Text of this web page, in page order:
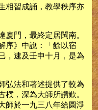
相習成誦，教學秩序亦
廈門，最終定居閩南。
序》中說：「餘以宿
，逮及壬申十月，是為
弘法和著述提供了較為
樸，深為大師所讚歎。
師於一九三八年給圓淨